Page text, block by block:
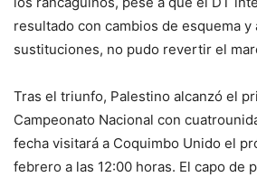
resultado con cambios de esquema y
sustituciones, no pudo revertir el
Tras el triunfo, Palestino alcanzó el
Campeonato Nacional con
fecha visitará a Coquimbo Unido el
febrero a las 12:00 horas. El capo de